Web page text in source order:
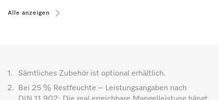
Alle anzeigen
1.
Sämtliches Zubehör ist optional erhältlich.
2.
Bei 25 % Restfeuchte – Leistungsangaben nach